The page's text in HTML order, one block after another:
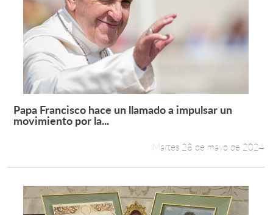
Leer más +
Papa Francisco hace un llamado a impulsar un
movimiento por la...
Martes 28 de mayo de 2024